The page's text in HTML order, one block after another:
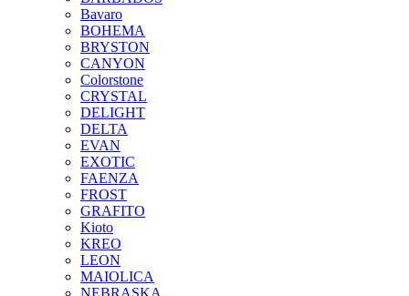
Bavaro
BOHEMA
BRYSTON
CANYON
Colorstone
CRYSTAL
DELIGHT
DELTA
EVAN
EXOTIC
FAENZA
FROST
GRAFITO
Kioto
KREO
LEON
MAIOLICA